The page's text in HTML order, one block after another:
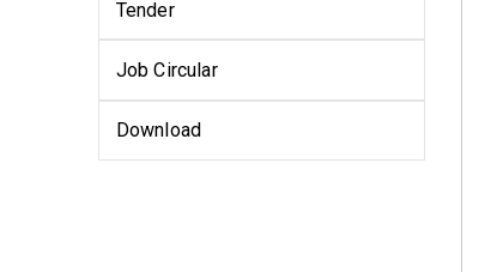
Tender
Job Circular
Download